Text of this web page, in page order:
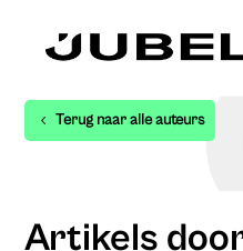
Terug naar alle auteurs
Artikels